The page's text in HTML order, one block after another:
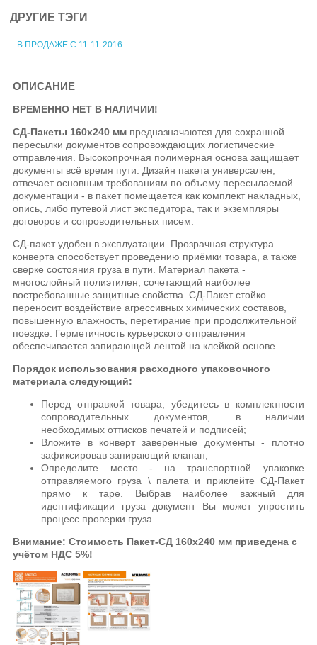
ДРУГИЕ ТЭГИ
В ПРОДАЖЕ С 11-11-2016
ОПИСАНИЕ
ВРЕМЕННО НЕТ В НАЛИЧИИ!
СД-Пакеты 160х240 мм предназначаются для сохранной
пересылки документов сопровождающих логистические
отправления. Высокопрочная полимерная основа защищает
документы всё время пути. Дизайн пакета универсален,
отвечает основным требованиям по объему пересылаемой
документации - в пакет помещается как комплект накладных,
опись, либо путевой лист экспедитора, так и экземпляры
договоров и сопроводительных писем.
СД-пакет удобен в эксплуатации. Прозрачная структура
конверта способствует проведению приёмки товара, а также
сверке состояния груза в пути. Материал пакета -
многослойный полиэтилен, сочетающий наиболее
востребованные защитные свойства. СД-Пакет стойко
переносит воздействие агрессивных химических составов,
повышенную влажность, перетирание при продолжительной
поездке. Герметичность курьерского отправления
обеспечивается запирающей лентой на клейкой основе.
Порядок использования расходного упаковочного
материала следующий:
Перед отправкой товара, убедитесь в комплектности
сопроводительных документов, в наличии
необходимых оттисков печатей и подписей;
Вложите в конверт заверенные документы - плотно
зафиксировав запирающий клапан;
Определите место - на транспортной упаковке
отправляемого груза \ палета и приклейте СД-Пакет
прямо к таре. Выбрав наиболее важный для
идентификации груза документ Вы может упростить
процесс проверки груза.
Внимание: Стоимость Пакет-СД 160х240 мм приведена с
учётом НДС 5%!